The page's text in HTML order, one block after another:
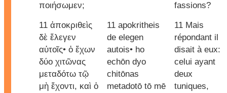
ποιήσωμεν;
fassions?
11 ἀποκριθεὶς
δὲ ἔλεγεν
αὐτοῖς• ὁ ἔχων
δύο χιτῶνας
μεταδότω τῷ
μὴ ἔχοντι, καὶ ὁ
11 apokritheis
de elegen
autois• ho
echōn dyo
chitōnas
metadotō tō mē
11 Mais
répondant il
disait à eux:
celui ayant
deux
tuniques,